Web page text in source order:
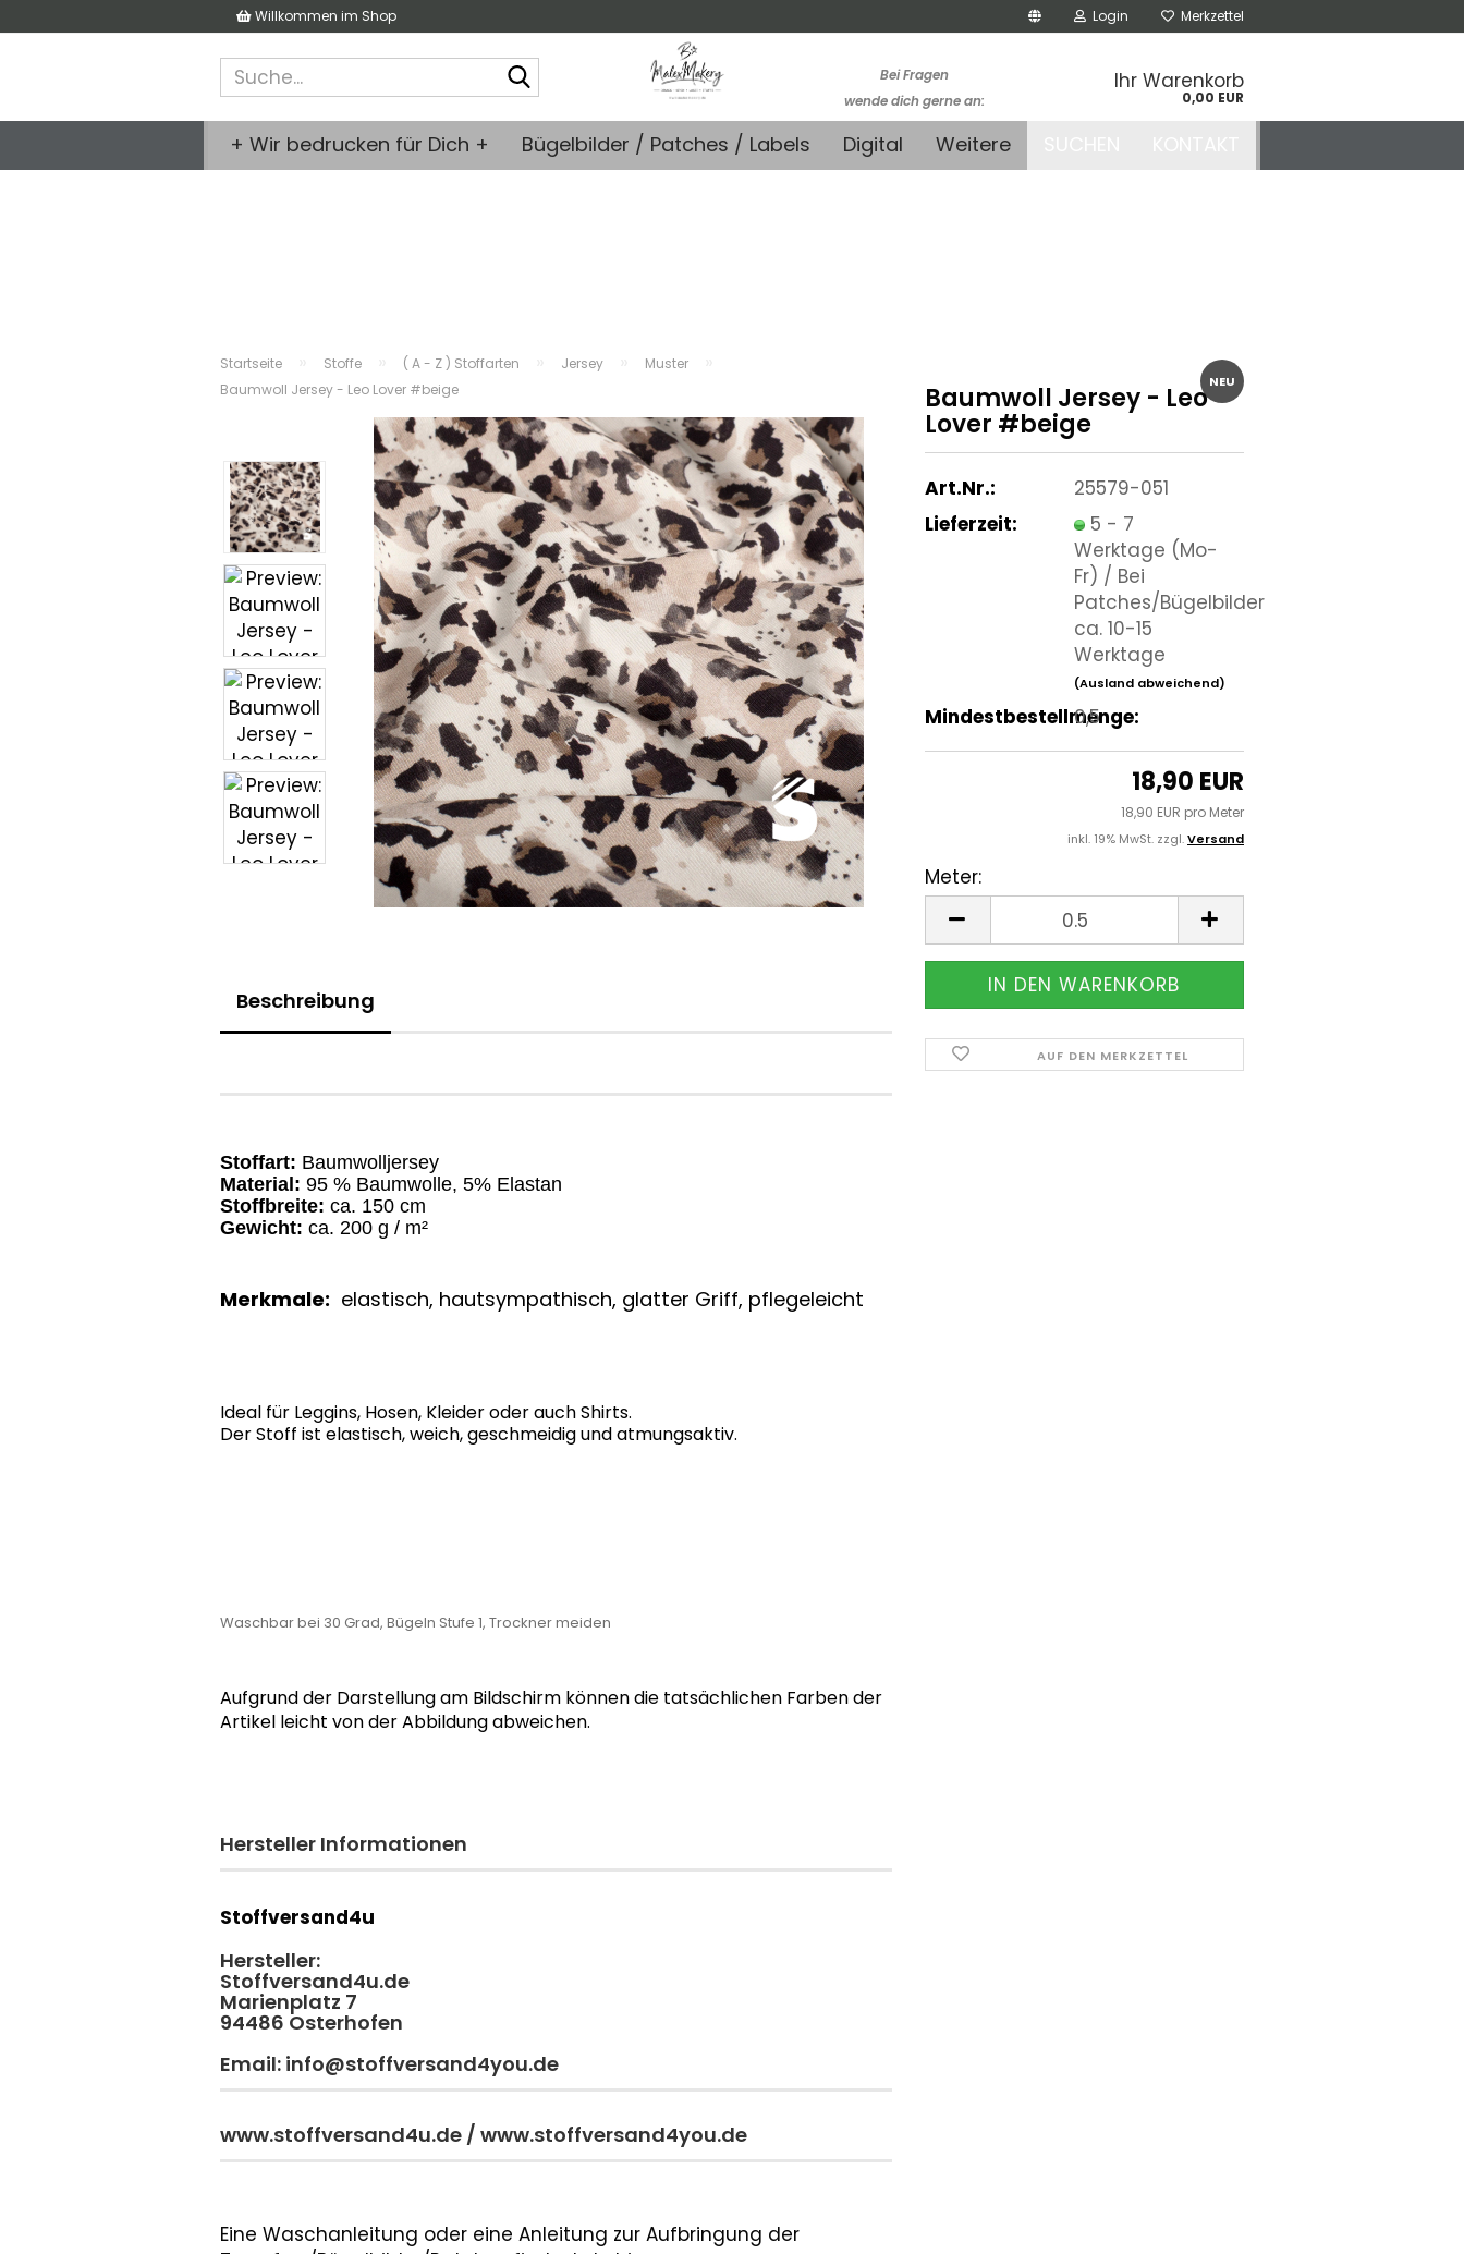
Willkommen im Shop Login Merkzettel
Bei Fragen
wende dich gerne an:
kontakt@stoffmonk.de
-Kein telefonischer
Ihr Warenkorb
0,00 EUR
+ Wir bedrucken für Dich + Bügelbilder / Patches / Labels Digital Weitere
Startseite Stoffe ( A - Z ) Stoffarten Jersey Muster
Baumwoll Jersey - Leo Lover #beige NEU
Baumwoll Jersey - Leo
Lover #beige
Art.Nr.:
25579-051
Lieferzeit:
5 - 7
Werktage (Mo-
Fr) / Bei
Patches/Bügelbilder
ca. 10-15
Werktage
(Ausland abweichend)
Mindestbestellmenge:
0,5
18,90 EUR
18,90 EUR pro Meter
inkl. 19% MwSt. zzgl.Versand
Meter:
Meter
AUF DEN MERKZETTEL
Beschreibung
Stoffart: Baumwolljersey
Material: 95 % Baumwolle, 5% Elastan
Stoffbreite: ca. 150 cm
Gewicht: ca. 200 g / m²
Merkmale: elastisch, hautsympathisch, glatter Griff, pflegeleicht
Ideal für Leggins, Hosen, Kleider oder auch Shirts.
Der Stoff ist elastisch, weich, geschmeidig und atmungsaktiv.
Waschbar bei 30 Grad, Bügeln Stufe 1, Trockner meiden
Aufgrund der Darstellung am Bildschirm können die tatsächlichen Farben der
Artikel leicht von der Abbildung abweichen.
Hersteller Informationen
Stoffversand4u
Hersteller:
Stoffversand4u.de
Marienplatz 7
94486 Osterhofen
Email: info@stoffversand4you.de
www.stoffversand4u.de / www.stoffversand4you.de
Eine Waschanleitung oder eine Anleitung zur Aufbringung der